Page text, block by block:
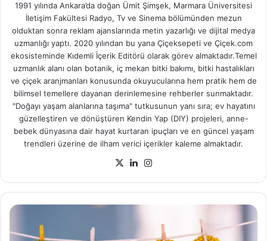
1991 yılında Ankara’da doğan Ümit Şimşek, Marmara Üniversitesi
İletişim Fakültesi Radyo, Tv ve Sinema bölümünden mezun
olduktan sonra reklam ajanslarında metin yazarlığı ve dijital medya
uzmanlığı yaptı. 2020 yılından bu yana Çiçeksepeti ve Çiçek.com
ekosisteminde Kıdemli İçerik Editörü olarak görev almaktadır.Temel
uzmanlık alanı olan botanik, iç mekan bitki bakımı, bitki hastalıkları
ve çiçek aranjmanları konusunda okuyucularına hem pratik hem de
bilimsel temellere dayanan derinlemesine rehberler sunmaktadır.
"Doğayı yaşam alanlarına taşıma" tutkusunun yanı sıra; ev hayatını
güzelleştiren ve dönüştüren Kendin Yap (DIY) projeleri, anne-
bebek dünyasına dair hayat kurtaran ipuçları ve en güncel yaşam
trendleri üzerine de ilham verici içerikler kaleme almaktadır.
X LinkedIn
Kolay
Nasıl